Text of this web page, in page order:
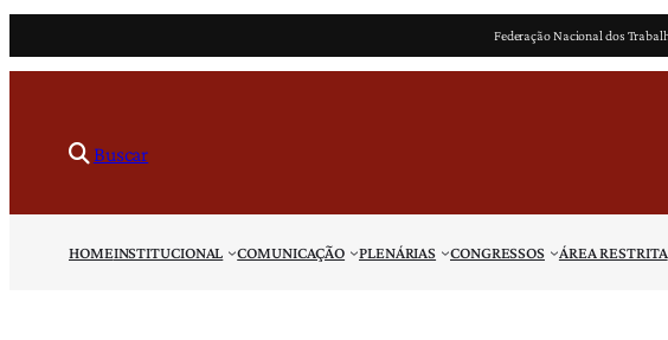
para
conteúdo
Federação Nacional dos
Buscar
HOMEINSTITUCIONAL COMUNICAÇÃO PLENÁRIAS CONGRESSOS ÁREA RESTRITA